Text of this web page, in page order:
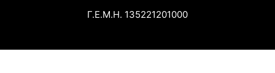
Γ.Ε.Μ.Η. 135221201000